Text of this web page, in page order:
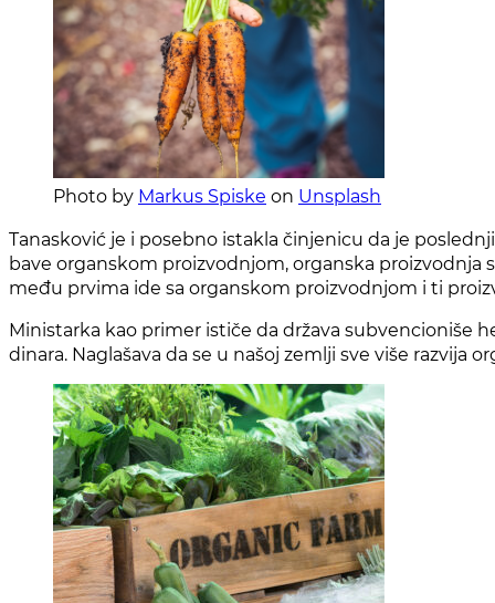
Photo by Markus Spiske on Unsplash
Tanasković je i posebno istakla činjenicu da je
bave organskom proizvodnjom, organska proizvodnja
među prvima ide sa organskom proizvodnjom i ti
Ministarka kao primer ističe da država subvencioniše
dinara. Naglašava da se u našoj zemlji sve više